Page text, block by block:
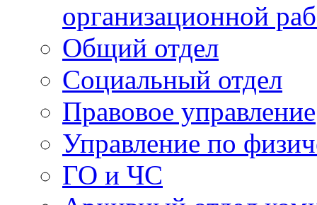
организационной
Общий отдел
Социальный отдел
Правовое управление
Управление по
ГО и ЧС